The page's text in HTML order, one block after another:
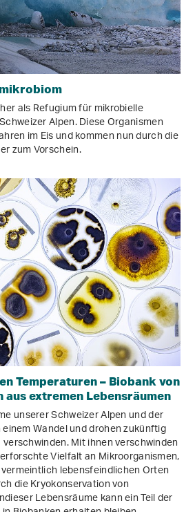
als Refugium für mikrobielle
Alpen. Diese Organismen
im Eis und kommen nun durch die
zum Vorschein.
Temperaturen – Biobank von
extremen Lebensräumen
unserer Schweizer Alpen und der
Wandel und drohen zukünftig
Mit ihnen verschwinden
Vielfalt an Mikroorganismen,
lebensfeindlichen Orten
die Kryokonservation von
Lebensräume kann ein Teil der